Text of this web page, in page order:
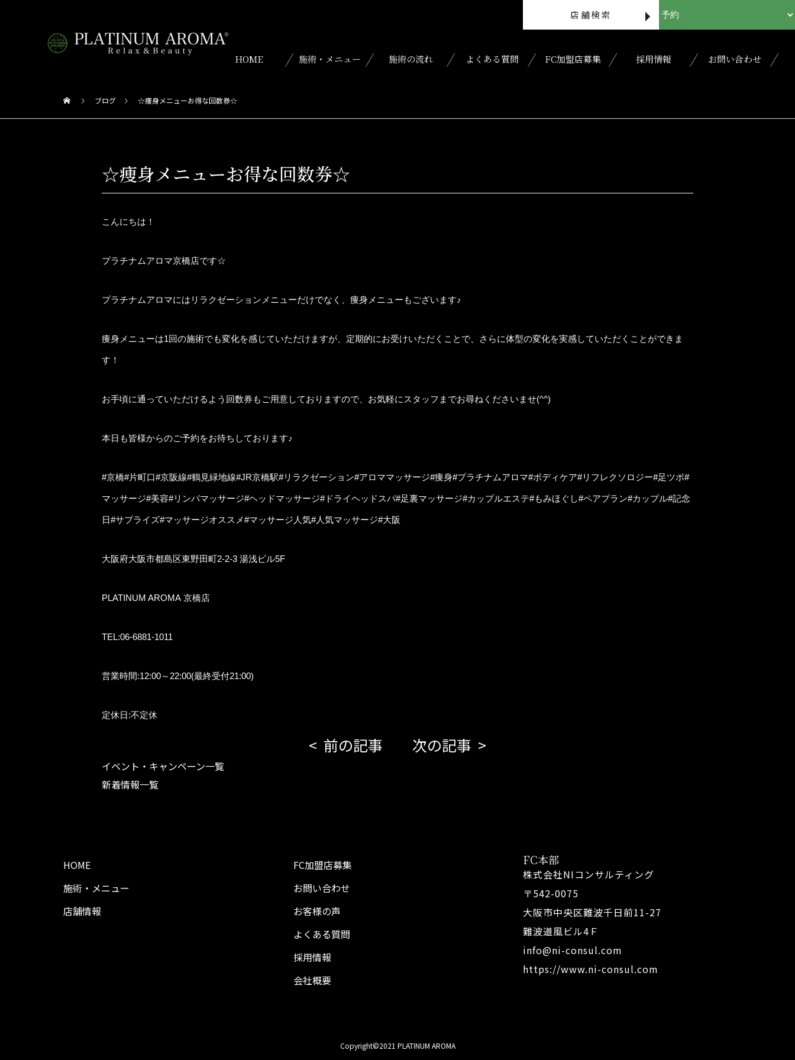
店舗検索
HOME 施術・メニュー 施術の流れ よくある質問 FC加盟店募集 採用情報 お問い合わせ
ブログ ☆痩身メニューお得な回数券☆
☆痩身メニューお得な回数券☆
こんにちは！
プラチナムアロマ京橋店です☆
プラチナムアロマにはリラクゼーションメニューだけでなく、痩身メニューもございます♪
痩身メニューは1回の施術でも変化を感じていただけますが、定期的にお受けいただくことで、さらに体型の変化を実感していただくことができま
す！
お手頃に通っていただけるよう回数券もご用意しておりますので、お気軽にスタッフまでお尋ねくださいませ(^^)
本日も皆様からのご予約をお待ちしております♪
#京橋#片町口#京阪線#鶴見緑地線#JR京橋駅#リラクゼーション#アロママッサージ#痩身#プラチナムアロマ#ボディケア#リフレクソロジー#足ツボ#
マッサージ#美容#リンパマッサージ#ヘッドマッサージ#ドライヘッドスパ#足裏マッサージ#カップルエステ#もみほぐし#ペアプラン#カップル#記念
日#サプライズ#マッサージオススメ#マッサージ人気#人気マッサージ#大阪
大阪府大阪市都島区東野田町2-2-3 湯浅ビル5F
PLATINUM AROMA 京橋店
TEL:06-6881-1011
営業時間:12:00～22:00(最終受付21:00)
定休日:不定休
前の記事 次の記事
イベント・キャンペーン一覧
新着情報一覧
HOME
施術・メニュー
店舗情報
FC加盟店募集
お問い合わせ
お客様の声
よくある質問
採用情報
会社概要
FC本部
株式会社NIコンサルティング
〒542-0075
大阪市中央区難波千日前11-27
難波道風ビル4Ｆ
info@ni-consul.com
https://www.ni-consul.com
Copyright©2021 PLATINUM AROMA